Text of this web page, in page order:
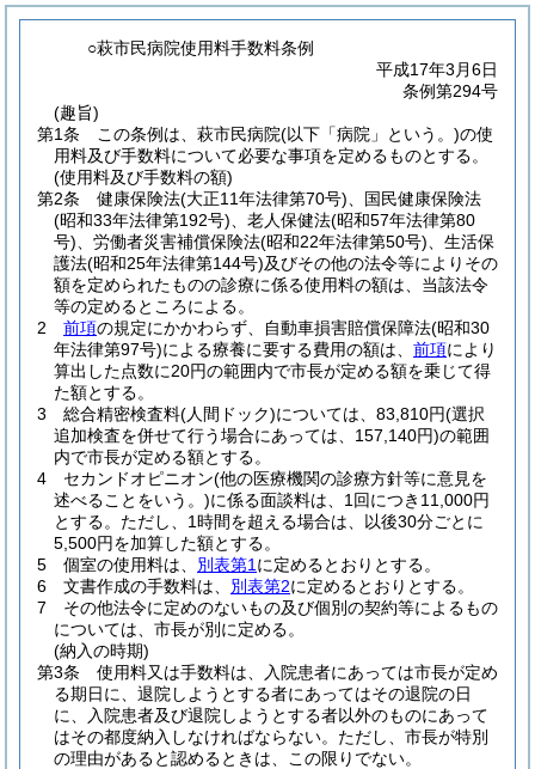
○萩市民病院使用料手数料条例
平成17年3月6日
条例第294号
(趣旨)
第1条
この条例は、萩市民病院(以下「病院」という。)の使
用料及び手数料について必要な事項を定めるものとする。
(使用料及び手数料の額)
第2条
健康保険法(大正11年法律第70号) 、国民健康保険法
(昭和33年法律第192号) 、老人保健法(昭和57年法律第80
号) 、労働者災害補償保険法(昭和22年法律第50号) 、生活保
護法(昭和25年法律第144号)及びその他の法令等によりその
額を定められたものの診療に係る使用料の額は、当該法令
等の定めるところによる。
2
前項の規定にかかわらず、自動車損害賠償保障法(昭和30
年法律第97号)による療養に要する費用の額は、 前項により
算出した点数に20円の範囲内で市長が定める額を乗じて得
た額とする。
3
総合精密検査料(人間ドック)については、83,810円(選択
追加検査を併せて行う場合にあっては、157,140円)の範囲
内で市長が定める額とする。
4
セカンドオピニオン(他の医療機関の診療方針等に意見を
述べることをいう。)に係る面談料は、1回につき11,000円
とする。 ただし、1時間を超える場合は、以後30分ごとに
5,500円を加算した額とする。
5
個室の使用料は、 別表第1 に定めるとおりとする。
6
文書作成の手数料は、 別表第2に定めるとおりとする。
7
その他法令に定めのないもの及び個別の契約等によるもの
については、市長が別に定める。
(納入の時期)
第3条
使用料又は手数料は、入院患者にあっては市長が定め
る期日に、退院しようとする者にあってはその退院の日
に、入院患者及び退院しようとする者以外のものにあって
はその都度納入しなければならない。 ただし、市長が特別
の理由があると認めるときは、この限りでない。